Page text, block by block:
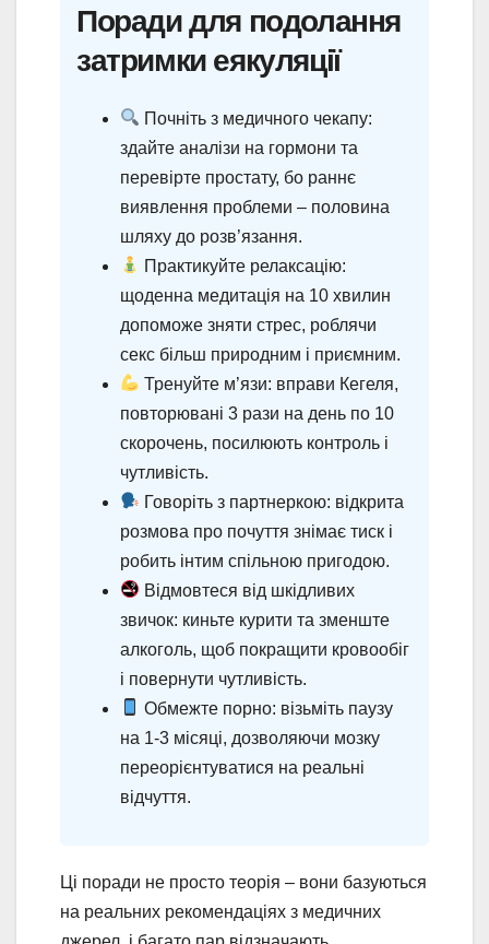
Поради для подолання
затримки еякуляції
Почніть з медичного чекапу:
здайте аналізи на гормони та
перевірте простату, бо раннє
виявлення проблеми – половина
шляху до розв’язання.
Практикуйте релаксацію:
щоденна медитація на 10 хвилин
допоможе зняти стрес, роблячи
секс більш природним і приємним.
Тренуйте м’язи: вправи Кегеля,
повторювані 3 рази на день по 10
скорочень, посилюють контроль і
чутливість.
Говоріть з партнеркою: відкрита
розмова про почуття знімає тиск і
робить інтим спільною пригодою.
Відмовтеся від шкідливих
звичок: киньте курити та зменште
алкоголь, щоб покращити кровообіг
і повернути чутливість.
Обмежте порно: візьміть паузу
на 1-3 місяці, дозволяючи мозку
переорієнтуватися на реальні
відчуття.
Ці поради не просто теорія – вони базуються
на реальних рекомендаціях з медичних